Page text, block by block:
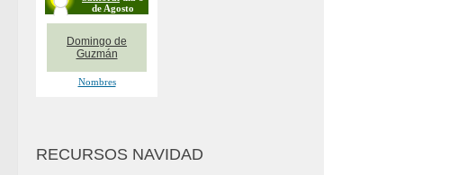
RECURSOS NAVIDAD